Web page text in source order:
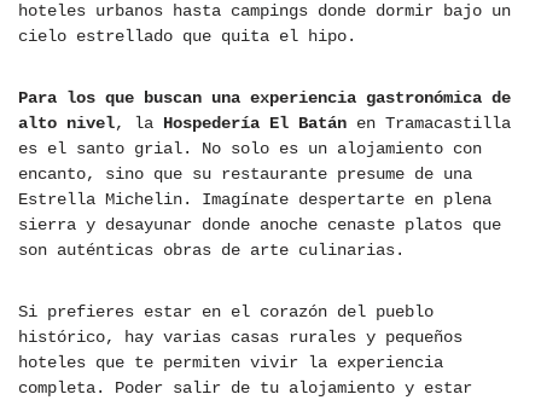
hoteles urbanos hasta campings donde dormir bajo un
cielo estrellado que quita el hipo.
Para los que buscan una experiencia gastronómica de
alto nivel, la Hospedería El Batán en Tramacastilla
es el santo grial. No solo es un alojamiento con
encanto, sino que su restaurante presume de una
Estrella Michelin. Imagínate despertarte en plena
sierra y desayunar donde anoche cenaste platos que
son auténticas obras de arte culinarias.
Si prefieres estar en el corazón del pueblo
histórico, hay varias casas rurales y pequeños
hoteles que te permiten vivir la experiencia
completa. Poder salir de tu alojamiento y estar